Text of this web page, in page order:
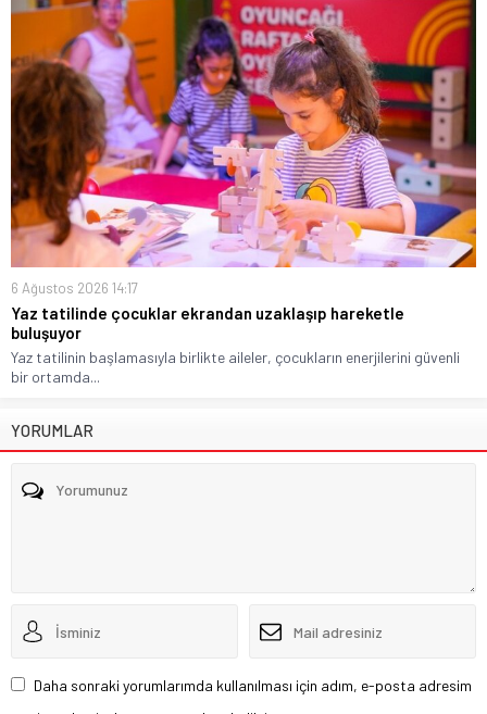
6 Ağustos 2026 14:17
Yaz tatilinde çocuklar ekrandan uzaklaşıp hareketle
buluşuyor
Yaz tatilinin başlamasıyla birlikte aileler, çocukların enerjilerini güvenli
bir ortamda...
YORUMLAR
Daha sonraki yorumlarımda kullanılması için adım, e-posta adresim